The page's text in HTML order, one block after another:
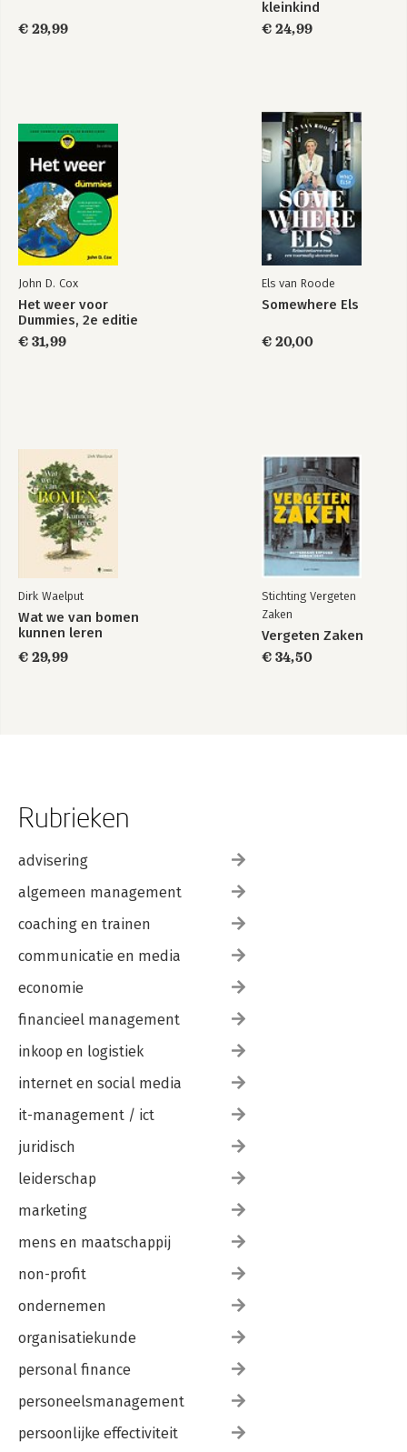
€ 29,99
kleinkind
€ 24,99
John D. Cox
Het weer voor
Dummies, 2e editie
€ 31,99
Els van Roode
Somewhere Els
€ 20,00
Dirk Waelput
Wat we van bomen
kunnen leren
€ 29,99
Stichting Vergeten
Zaken
Vergeten Zaken
€ 34,50
Rubrieken
advisering
algemeen management
coaching en trainen
communicatie en media
economie
financieel management
inkoop en logistiek
internet en social media
it-management / ict
juridisch
leiderschap
marketing
mens en maatschappij
non-profit
ondernemen
organisatiekunde
personal finance
personeelsmanagement
persoonlijke effectiviteit